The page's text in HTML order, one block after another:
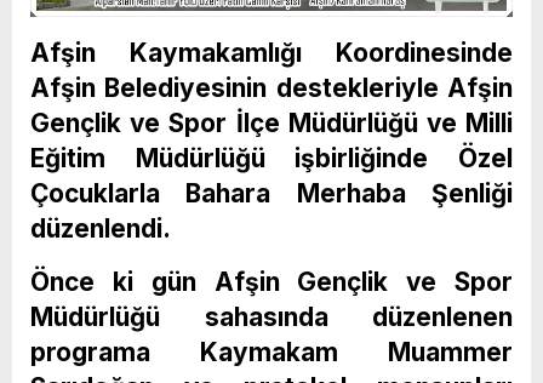
Afşin Kaymakamlığı Koordinesinde
Afşin Belediyesinin destekleriyle Afşin
Gençlik ve Spor İlçe Müdürlüğü ve Milli
Eğitim Müdürlüğü işbirliğinde Özel
Çocuklarla Bahara Merhaba Şenliği
düzenlendi.
Önce ki gün Afşin Gençlik ve Spor
Müdürlüğü sahasında düzenlenen
programa Kaymakam Muammer